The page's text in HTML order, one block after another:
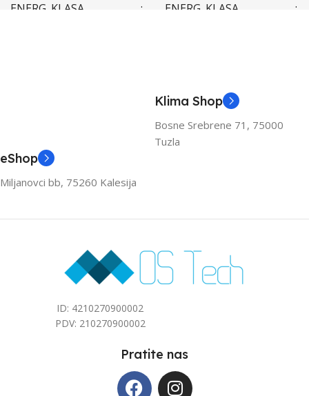
ENERG. KLASA
ZA PROSTOR DO (M2)
40
ENERG. KLASA
KAPACITET HLAĐENJA
3.6
40
Klima Shop
Bosne Srebrene 71, 75000
Tuzla
eShop
Miljanovci bb, 75260 Kalesija
ID: 4210270900002
PDV: 210270900002
Pratite nas